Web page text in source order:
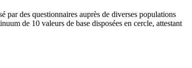
par des questionnaires auprès de diverses populations
de 10 valeurs de base disposées en cercle, attestant